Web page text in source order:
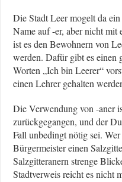
Die Stadt Leer mogelt da
Name auf -er, aber nicht mit
ist es den Bewohnern von
werden. Dafür gibt es einen
Worten „Ich bin Leerer“
einen Lehrer gehalten
Die Verwendung von -aner
zurückgegangen, und der
Fall unbedingt nötig sei.
Bürgermeister einen
Salzgitteranern strenge
Stadtverweis reicht es nicht